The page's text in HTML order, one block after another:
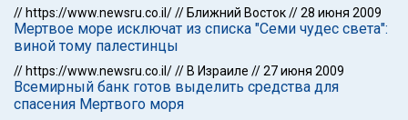
// https://www.newsru.co.il/// Ближний Восток//28 июня 2009
Мертвое море исключат из списка "Семи чудес света":
виной тому палестинцы
// https://www.newsru.co.il/// В Израиле //27 июня 2009
Всемирный банк готов выделить средства для
спасения Мертвого моря